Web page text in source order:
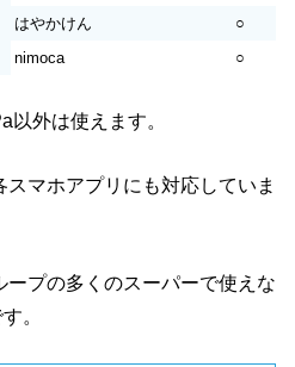
はやかけん
○
nimoca
○
以外は使えます。
マホアプリにも対応していま
プの多くのスーパーで使えな
。